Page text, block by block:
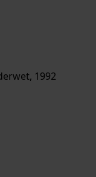
1992